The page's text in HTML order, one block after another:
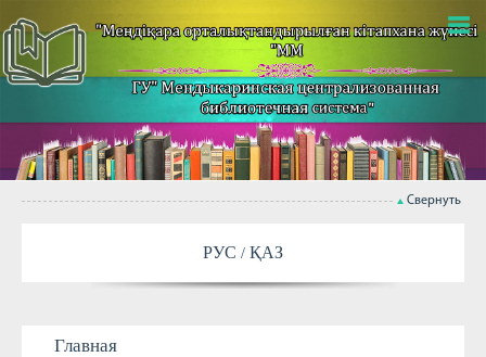
Свернуть
РУС ҚАЗ
Главная